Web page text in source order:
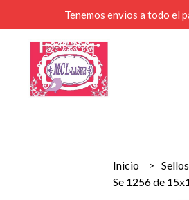
Tenemos envios a todo el
Inicio
Se 1256 de